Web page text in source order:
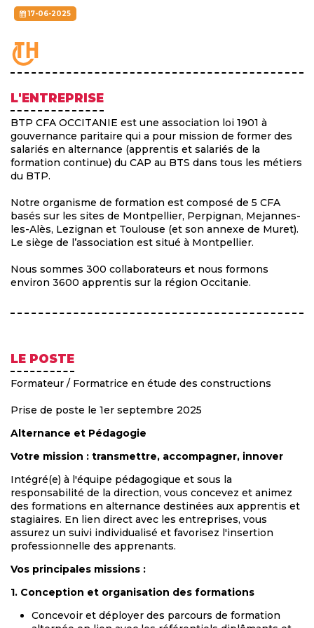
17-06-2025
L'ENTREPRISE
BTP CFA OCCITANIE est une association loi 1901 à
gouvernance paritaire qui a pour mission de former des
salariés en alternance (apprentis et salariés de la
formation continue) du CAP au BTS dans tous les métiers
du BTP.
Notre organisme de formation est composé de 5 CFA
basés sur les sites de Montpellier, Perpignan, Mejannes-
les-Alès, Lezignan et Toulouse (et son annexe de Muret).
Le siège de l’association est situé à Montpellier.
Nous sommes 300 collaborateurs et nous formons
environ 3600 apprentis sur la région Occitanie.
LE POSTE
Formateur / Formatrice en étude des constructions
Prise de poste le 1er septembre 2025
Alternance et Pédagogie
Votre mission : transmettre, accompagner, innover
Intégré(e) à l'équipe pédagogique et sous la
responsabilité de la direction, vous concevez et animez
des formations en alternance destinées aux apprentis et
stagiaires. En lien direct avec les entreprises, vous
assurez un suivi individualisé et favorisez l'insertion
professionnelle des apprenants.
Vos principales missions :
1. Conception et organisation des formations
Concevoir et déployer des parcours de formation